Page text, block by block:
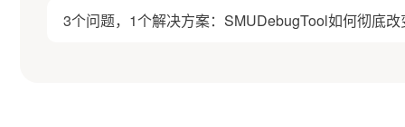
3个问题，1个解决方案：SMUDebugTool如何彻底